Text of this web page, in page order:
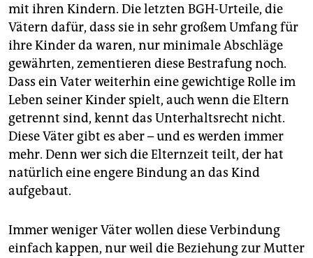
mit ihren Kindern. Die letzten BGH-Urteile, die
Vätern dafür, dass sie in sehr großem Umfang für
ihre Kinder da waren, nur minimale Abschläge
gewährten, zementieren diese Bestrafung noch.
Dass ein Vater weiterhin eine gewichtige Rolle im
Leben seiner Kinder spielt, auch wenn die Eltern
getrennt sind, kennt das Unterhaltsrecht nicht.
Diese Väter gibt es aber – und es werden immer
mehr. Denn wer sich die Elternzeit teilt, der hat
natürlich eine engere Bindung an das Kind
aufgebaut.
Immer weniger Väter wollen diese Verbindung
einfach kappen, nur weil die Beziehung zur Mutter